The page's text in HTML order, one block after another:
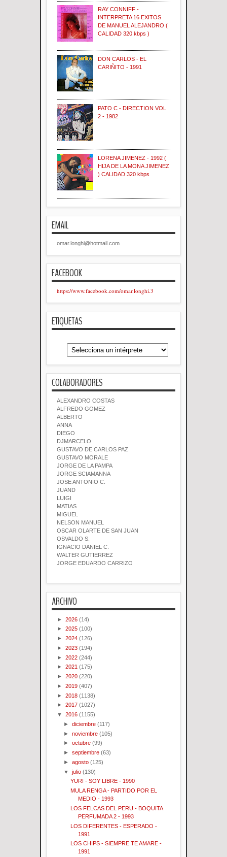
RAY CONNIFF -
INTERPRETA 16 EXITOS
DE MANUEL ALEJANDRO (
CALIDAD 320 kbps )
DON CARLOS - EL
CARIÑITO - 1991
PATO C - DIRECTION VOL
2 - 1982
LORENA JIMENEZ - 1992 (
HIJA DE LA MONA JIMENEZ
) CALIDAD 320 kbps
EMAIL
omar.longhi@hotmail.com
FACEBOOK
https://www.facebook.com/omar.longhi.3
ETIQUETAS
COLABORADORES
ALEXANDRO COSTAS
ALFREDO GOMEZ
ALBERTO
ANNA
DIEGO
DJMARCELO
GUSTAVO DE CARLOS PAZ
GUSTAVO MORALE
JORGE DE LA PAMPA
JORGE SCIAMANNA
JOSE ANTONIO C.
JUAND
LUIGI
MATIAS
MIGUEL
NELSON MANUEL
OSCAR OLARTE DE SAN JUAN
OSVALDO S.
IGNACIO DANIEL C.
WALTER GUTIERREZ
JORGE EDUARDO CARRIZO
ARCHIVO
► 2026 (14)
► 2025 (100)
► 2024 (126)
► 2023 (194)
► 2022 (244)
► 2021 (175)
► 2020 (220)
► 2019 (407)
► 2018 (1138)
► 2017 (1027)
▼ 2016 (1155)
►diciembre (117)
►noviembre (105)
►octubre (99)
►septiembre (63)
►agosto (125)
▼julio (130)
YURI - SOY LIBRE - 1990
MULA RENGA - PARTIDO POR EL
MEDIO - 1993
LOS FELCAS DEL PERU - BOQUITA
PERFUMADA 2 - 1993
LOS DIFERENTES - ESPERADO -
1991
LOS CHIPS - SIEMPRE TE AMARE -
1991